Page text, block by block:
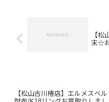
【
末☆
【松山古川椿店】エルメスベル